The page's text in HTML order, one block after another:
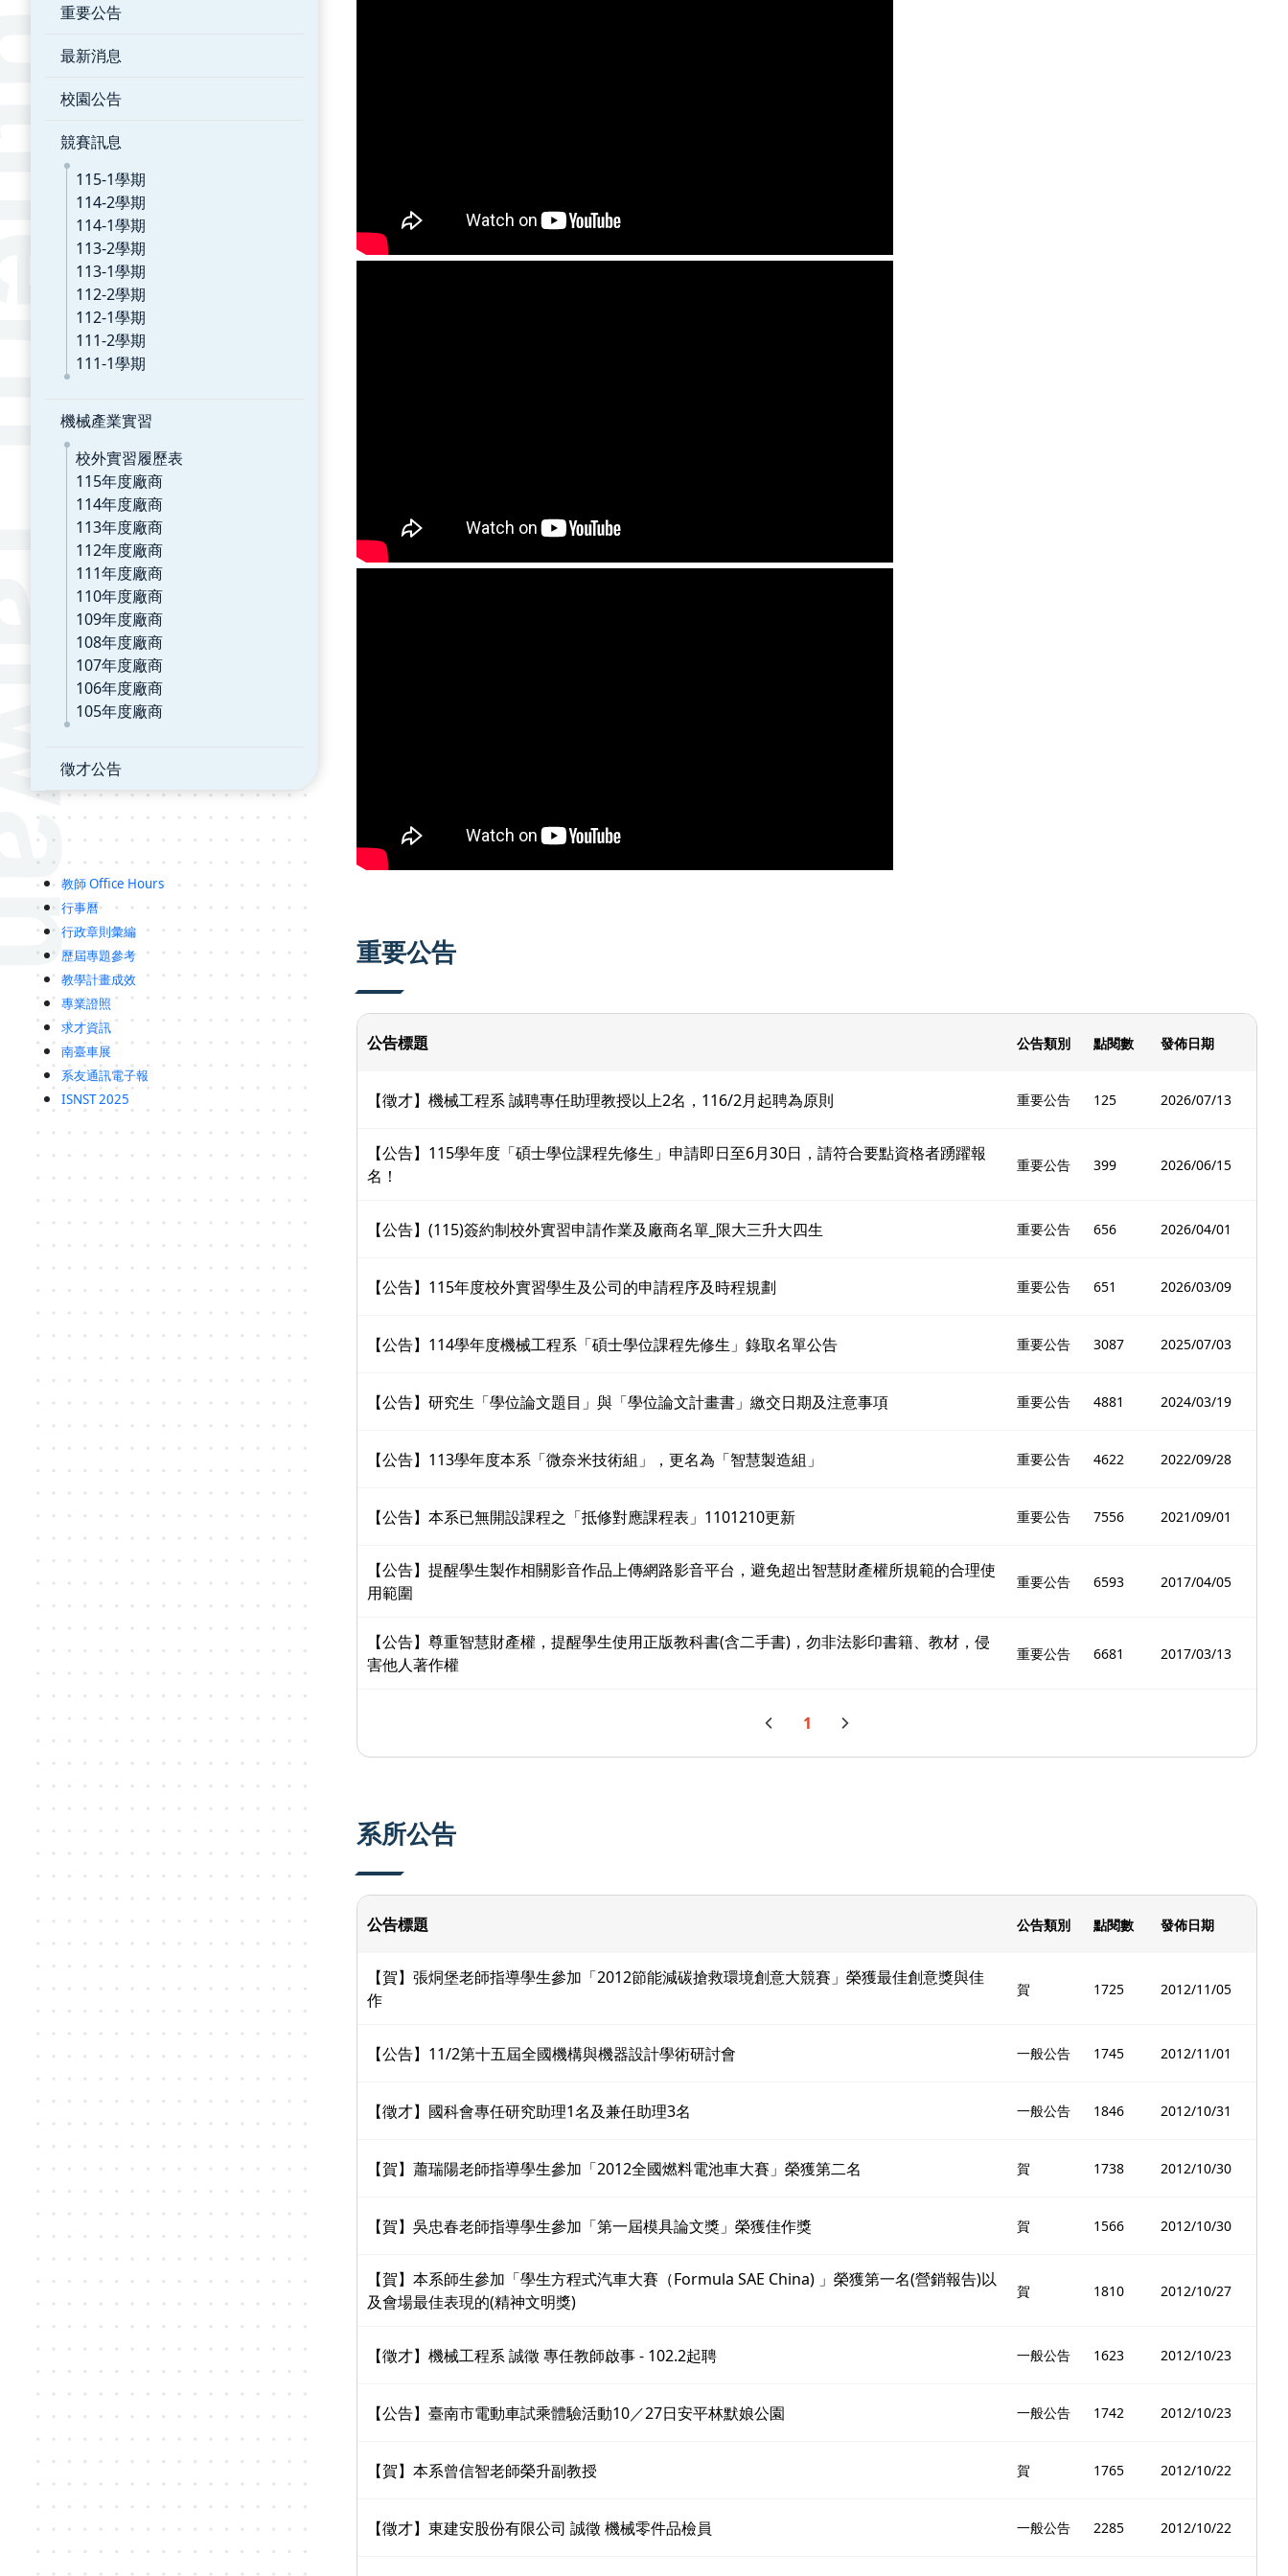
重要公告
最新消息
校園公告
競賽訊息
115-1學期
114-2學期
114-1學期
113-2學期
113-1學期
112-2學期
112-1學期
111-2學期
111-1學期
機械產業實習
校外實習履歷表
115年度廠商
114年度廠商
113年度廠商
112年度廠商
111年度廠商
110年度廠商
109年度廠商
108年度廠商
107年度廠商
106年度廠商
105年度廠商
徵才公告
教師 Office Hours
行事曆
行政章則彙編
歷屆專題參考
教學計畫成效
專業證照
求才資訊
南臺車展
系友通訊電子報
ISNST 2025
重要公告
公告標題 公告類別 點閱數 發佈日期
【徵才】機械工程系 誠聘專任助理教授以上2名，116/2月起聘為原則 重要公告 125 2026/07/13
【公告】115學年度「碩士學位課程先修生」申請即日至6月30日，請符合要點資格者踴躍報
名！
重要公告 399 2026/06/15
【公告】(115)簽約制校外實習申請作業及廠商名單_限大三升大四生 重要公告 656 2026/04/01
【公告】115年度校外實習學生及公司的申請程序及時程規劃 重要公告 651 2026/03/09
【公告】114學年度機械工程系「碩士學位課程先修生」錄取名單公告 重要公告 3087 2025/07/03
【公告】研究生「學位論文題目」與「學位論文計畫書」繳交日期及注意事項 重要公告 4881 2024/03/19
【公告】113學年度本系「微奈米技術組」，更名為「智慧製造組」 重要公告 4622 2022/09/28
【公告】本系已無開設課程之「抵修對應課程表」1101210更新 重要公告 7556 2021/09/01
【公告】提醒學生製作相關影音作品上傳網路影音平台，避免超出智慧財產權所規範的合理使
用範圍
重要公告 6593 2017/04/05
【公告】尊重智慧財產權，提醒學生使用正版教科書(含二手書)，勿非法影印書籍、教材，侵
害他人著作權
重要公告 6681 2017/03/13
1
系所公告
公告標題 公告類別 點閱數 發佈日期
【賀】張烔堡老師指導學生參加「2012節能減碳搶救環境創意大競賽」榮獲最佳創意獎與佳
作
賀 1725 2012/11/05
【公告】11/2第十五屆全國機構與機器設計學術研討會 一般公告 1745 2012/11/01
【徵才】國科會專任研究助理1名及兼任助理3名 一般公告 1846 2012/10/31
【賀】蕭瑞陽老師指導學生參加「2012全國燃料電池車大賽」榮獲第二名 賀 1738 2012/10/30
【賀】吳忠春老師指導學生參加「第一屆模具論文獎」榮獲佳作獎 賀 1566 2012/10/30
【賀】本系師生參加「學生方程式汽車大賽（Formula SAE China) 」榮獲第一名(營銷報告)以
及會場最佳表現的(精神文明獎)
賀 1810 2012/10/27
【徵才】機械工程系 誠徵 專任教師啟事 - 102.2起聘 一般公告 1623 2012/10/23
【公告】臺南市電動車試乘體驗活動10／27日安平林默娘公園 一般公告 1742 2012/10/23
【賀】本系曾信智老師榮升副教授 賀 1765 2012/10/22
【徵才】東建安股份有限公司 誠徵 機械零件品檢員 一般公告 2285 2012/10/22